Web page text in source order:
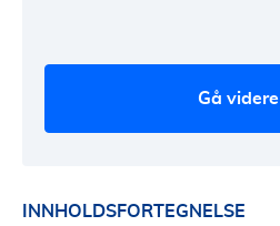
gå videre
INNHOLDSFORTEGNELSE